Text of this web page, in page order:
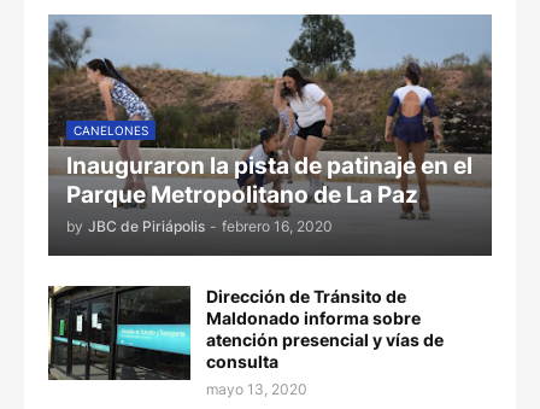
CANELONES
Inauguraron la pista de patinaje en el
Parque Metropolitano de La Paz
by JBC de Piriápolis - febrero 16, 2020
Dirección de Tránsito de
Maldonado informa sobre
atención presencial y vías de
consulta
mayo 13, 2020